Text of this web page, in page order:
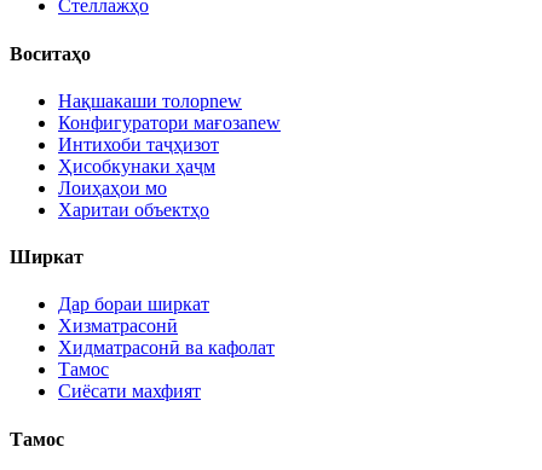
Стеллажҳо
Воситаҳо
Нақшакаши толорnew
Конфигуратори мағозаnew
Интихоби таҷҳизот
Ҳисобкунаки ҳаҷм
Лоиҳаҳои мо
Харитаи объектҳо
Ширкат
Дар бораи ширкат
Хизматрасонӣ
Хидматрасонӣ ва кафолат
Тамос
Сиёсати махфият
Тамос